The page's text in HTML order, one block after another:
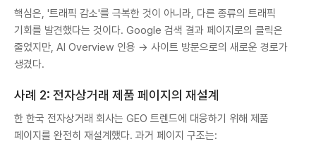
핵심은, '트래픽 감소'를 극복한 것이 아니라, 다른 종류의 트래픽
기회를 발견했다는 것이다. Google 검색 결과 페이지로의 클릭은
줄었지만, AI Overview 인용 → 사이트 방문으로의 새로운 경로가
생겼다.
사례 2: 전자상거래 제품 페이지의 재설계
한 한국 전자상거래 회사는 GEO 트렌드에 대응하기 위해 제품
페이지를 완전히 재설계했다. 과거 페이지 구조는: